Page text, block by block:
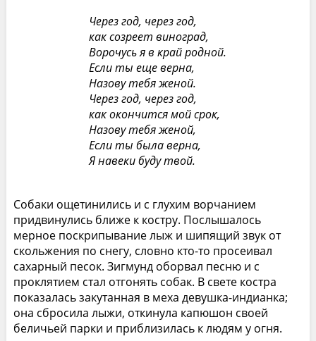
Через год, через год,
как созреет виноград,
Ворочусь я в край родной.
Если ты еще верна,
Назову тебя женой.
Через год, через год,
как окончится мой срок,
Назову тебя женой,
Если ты была верна,
Я навеки буду твой.
Собаки ощетинились и с глухим ворчанием
придвинулись ближе к костру. Послышалось
мерное поскрипывание лыж и шипящий звук от
скольжения по снегу, словно кто-то просеивал
сахарный песок. Зигмунд оборвал песню и с
проклятием стал отгонять собак. В свете костра
показалась закутанная в меха девушка-индианка;
она сбросила лыжи, откинула капюшон своей
беличьей парки и приблизилась к людям у огня.